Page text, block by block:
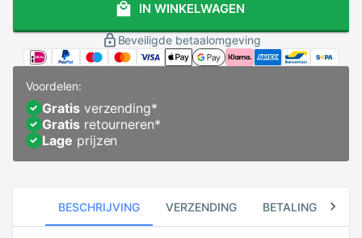
IN WINKELWAGEN
Beveiligde betaalomgeving
Voordelen:
Gratisverzending*
Gratisretourneren*
Lage prijzen
BESCHRIJVING VERZENDING BETALING